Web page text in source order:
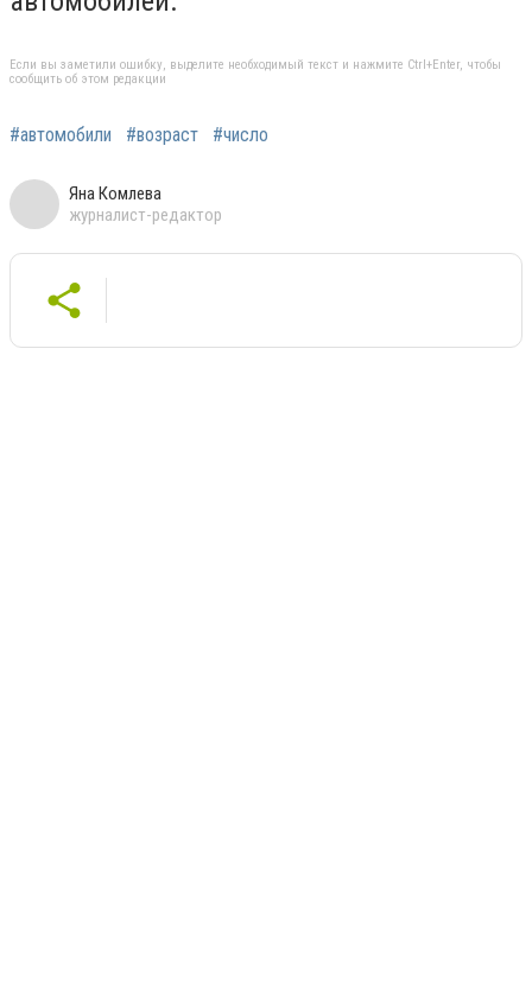
Если вы заметили ошибку, выделите необходимый текст и нажмите Ctrl+Enter, чтобы
сообщить об этом редакции
#автомобили #возраст #число
Яна Комлева
журналист-редактор